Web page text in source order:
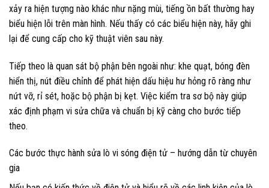
xảy ra hiện tượng nào khác như nặng mùi, tiếng ồn bất thường hay
biểu hiện lỗi trên màn hình. Nếu thấy có các biểu hiện này, hãy ghi
lại để cung cấp cho kỹ thuật viên sau này.
Tiếp theo là quan sát bộ phận bên ngoài như: khe quạt, bóng đèn
hiển thị, nút điều chỉnh để phát hiện dấu hiệu hư hỏng rõ ràng như
nứt vỡ, rỉ sét, hoặc bộ phận bị kẹt. Việc kiểm tra sơ bộ này giúp
xác định phạm vi sửa chữa và chuẩn bị kỹ càng cho bước tiếp
theo.
Các bước thực hành sửa lò vi sóng điện tử – hướng dẫn từ chuyên
gia